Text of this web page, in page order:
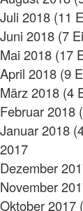
Juli 2018 (11
Juni 2018 (7
Mai 2018 (17
April 2018 (9
März 2018 (4
Februar 2018
Januar 2018
2017
Dezember
November
Oktober 2017